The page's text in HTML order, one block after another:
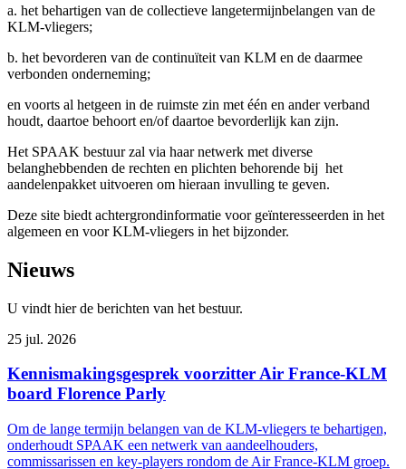
a. het behartigen van de collectieve langetermijnbelangen van de
KLM-vliegers;
b. het bevorderen van de continuïteit van KLM en de daarmee
verbonden onderneming;
en voorts al hetgeen in de ruimste zin met één en ander verband
houdt, daartoe behoort en/of daartoe bevorderlijk kan zijn.
Het SPAAK bestuur zal via haar netwerk met diverse
belanghebbenden de rechten en plichten behorende bij het
aandelenpakket uitvoeren om hieraan invulling te geven.
Deze site biedt achtergrondinformatie voor geïnteresseerden in het
algemeen en voor KLM-vliegers in het bijzonder.
Nieuws
U vindt hier de berichten van het bestuur.
25 jul. 2026
Kennismakingsgesprek voorzitter Air France-KLM
board Florence Parly
Om de lange termijn belangen van de KLM-vliegers te behartigen,
onderhoudt SPAAK een netwerk van aandeelhouders,
commissarissen en key-players rondom de Air France-KLM groep.